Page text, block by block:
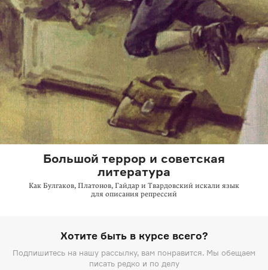
Большой террор и советская
литература
Как Булгаков, Платонов, Гайдар и Твардовский искали язык
для описания репрессий
Хотите быть в курсе всего?
Подпишитесь на нашу рассылку, вам понравится. Мы обещаем
писать редко и по делу